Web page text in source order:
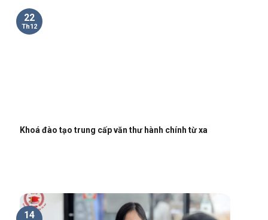
Khoá đào tạo trung cấp văn thư hành chính từ xa
22
Th12
14